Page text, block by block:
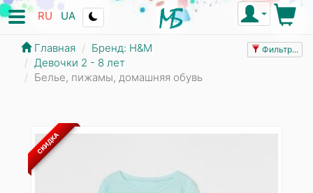
RU UA
Фильтр...
Главная
Бренд: Н&М
Девочки 2 - 8 лет
Белье, пижамы, домашняя обувь
СКИДКА